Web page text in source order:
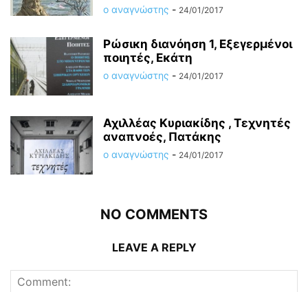
ο αναγνώστης - 24/01/2017
Ρώσικη διανόηση 1, Εξεγερμένοι
ποιητές, Εκάτη
ο αναγνώστης - 24/01/2017
Αχιλλέας Κυριακίδης , Τεχνητές
αναπνοές, Πατάκης
ο αναγνώστης - 24/01/2017
NO COMMENTS
LEAVE A REPLY